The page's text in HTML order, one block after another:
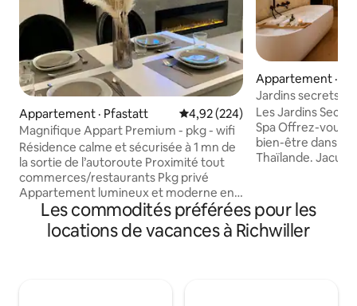
Appartement · Pfastatt Note moyenne de 4,92 sur 5,
4,92 (224)
Magnifique Appart Premium - pkg - wifi
Résidence calme et sécurisée à 1 mn de
la sortie de l’autoroute Proximité tout
commerces/restaurants Pkg privé
Appartement lumineux et moderne en
Rez-de-jardin / 2 terrasses T2 / 50 m2
entièrement rénové, 4 personnes Wifi
gratuit (fibre) Accès PMR Salon Ciné 165
Appartement · La
Jardins secrets
jacuzzi pour 2
Les Jardins
Spa Offrez-vous une parenthèse de
bien-être dans
Thaïlande. Jacuzzi privatif, sauna privatif,
cuisine équipée,
lumière tamisée
cocon pour les
Les commodités préférées pour les
locations de vacances à Richwiller